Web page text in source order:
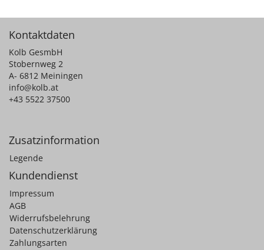
Kontaktdaten
Kolb GesmbH
Stobernweg 2
A- 6812 Meiningen
info@kolb.at
+43 5522 37500
Zusatzinformation
Legende
Kundendienst
Impressum
AGB
Widerrufsbelehrung
Datenschutzerklärung
Zahlungsarten